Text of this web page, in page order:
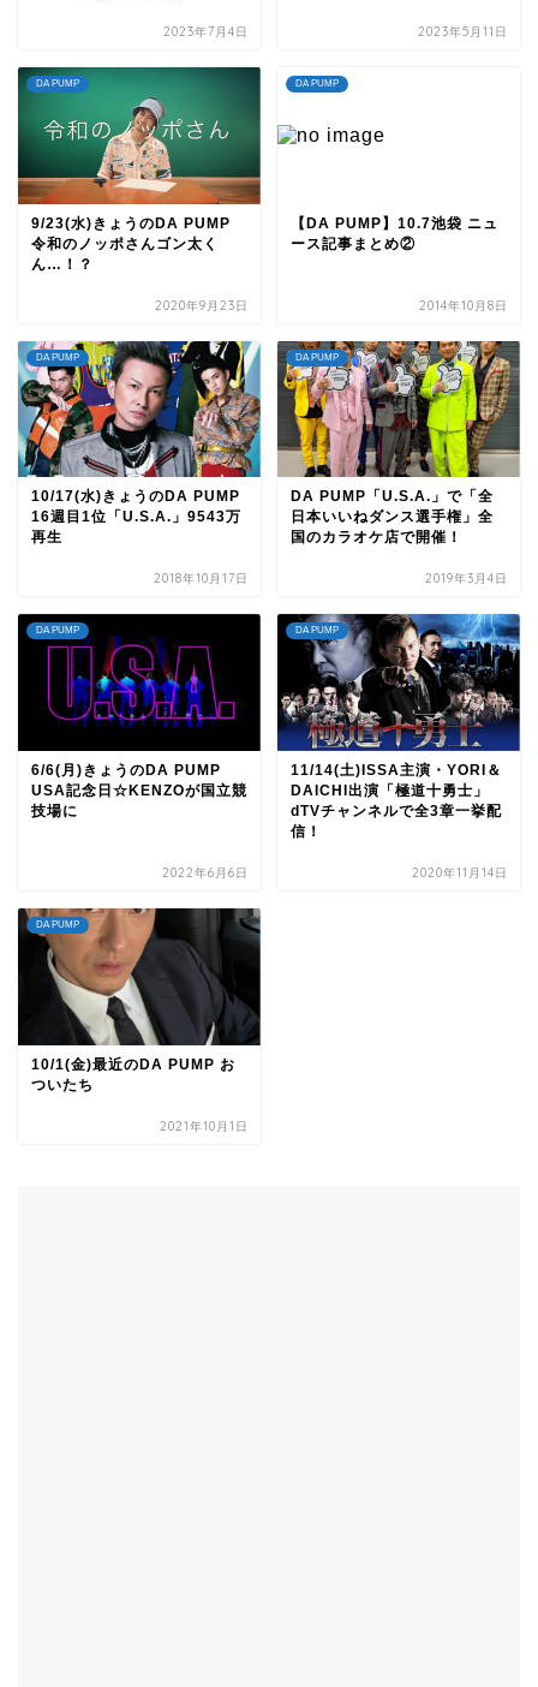
2023年7月4日 2023年5月11日
DA PUMP
9/23(水)きょうのDA PUMP
令和のノッポさんゴン太く
ん…！？
2020年9月23日
DA PUMP
【DA PUMP】10.7池袋 ニュ
ース記事まとめ②
2014年10月8日
DA PUMP
10/17(水)きょうのDA PUMP
16週目1位「U.S.A.」9543万
再生
2018年10月17日
DA PUMP
DA PUMP「U.S.A.」で「全
日本いいねダンス選手権」全
国のカラオケ店で開催！
2019年3月4日
DA PUMP
6/6(月)きょうのDA PUMP
USA記念日☆KENZOが国立競
技場に
2022年6月6日
DA PUMP
11/14(土)ISSA主演・YORI＆
DAICHI出演「極道十勇士」
dTVチャンネルで全3章一挙配
信！
2020年11月14日
DA PUMP
10/1(金)最近のDA PUMP お
ついたち
2021年10月1日